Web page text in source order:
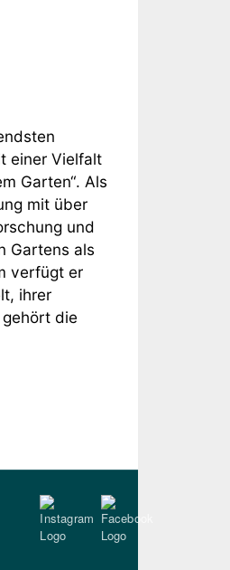
einer Vielfalt
Garten“. Als
mit über
und
Gartens als
verfügt er
ihrer
die